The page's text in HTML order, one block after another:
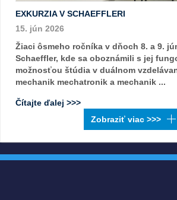
EXKURZIA V SCHAEFFLERI
15. jún 2026
Žiaci ôsmeho ročníka v dňoch 8. a 9.
Schaeffler, kde sa oboznámili s jej
možnosťou štúdia v duálnom
mechanik mechatronik a mechanik ...
Čítajte ďalej >>>